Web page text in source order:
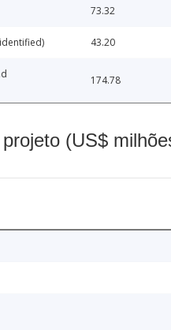
73.32
43.20
174.78
(US$